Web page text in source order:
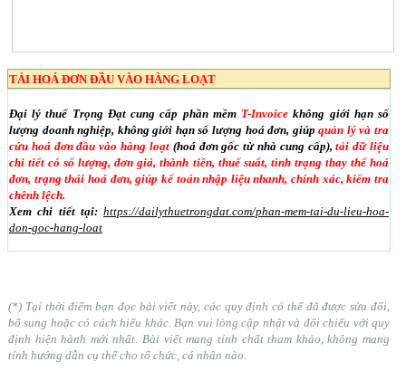
TẢI HOÁ ĐƠN ĐẦU VÀO HÀNG LOẠT
Đại lý thuế Trọng Đạt cung cấp phần mềm T-Invoice không giới hạn số
lượng doanh nghiệp, không giới hạn số lượng hoá đơn, giúpquản lý và tra
cứu hoá đơn đầu vào hàng loạt(hoá đơn gốc từ nhà cung cấp),tải dữ liệu
chi tiết có số lượng, đơn giá, thành tiền, thuế suất, tình trạng thay thế hoá
đơn, trạng thái hoá đơn, giúp kế toán nhập liệu nhanh, chính xác, kiểm tra
chênh lệch.
Xem chi tiết tại: https://dailythuetrongdat.com/phan-mem-tai-du-lieu-hoa-
don-goc-hang-loat
(*) Tại thời điểm bạn đọc bài viết này, các quy định có thể đã được sửa đổi,
bổ sung hoặc có cách hiểu khác. Bạn vui lòng cập nhật và đối chiếu với quy
định hiện hành mới nhất. Bài viết mang tính chất tham khảo, không mang
tính hướng dẫn cụ thể cho tổ chức, cá nhân nào.